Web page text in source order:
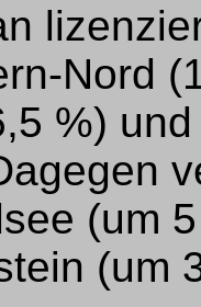
Nord
%)
(um
(um